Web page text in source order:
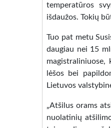
temperatūros
išdaužos. Tokių
Tuo pat metu
daugiau nei 15
lėšos bei
Lietuvos
„Atšilus orams
nuolatinių